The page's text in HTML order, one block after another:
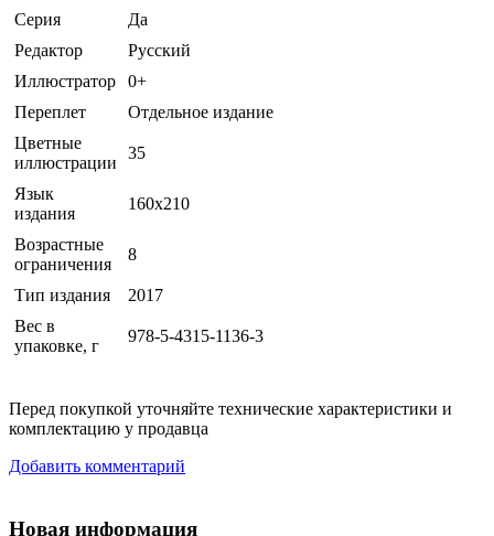
Серия
Да
Редактор
Русский
Иллюстратор
0+
Переплет
Отдельное издание
Цветные
иллюстрации
35
Язык
издания
160x210
Возрастные
ограничения
8
Тип издания
2017
Вес в
упаковке, г
978-5-4315-1136-3
Перед покупкой уточняйте технические характеристики и
комплектацию у продавца
Добавить комментарий
Новая информация